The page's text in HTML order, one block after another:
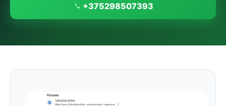
+375298507393